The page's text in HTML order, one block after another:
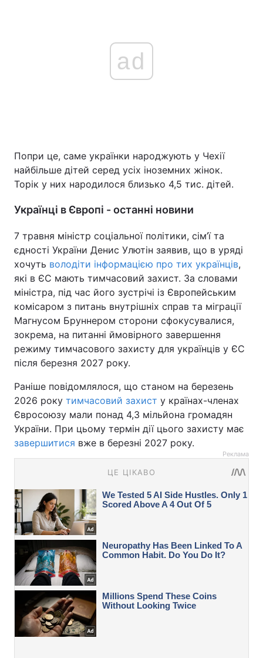
ad
Попри це, саме українки народжують у Чехії
найбільше дітей серед усіх іноземних жінок.
Торік у них народилося близько 4,5 тис. дітей.
Українці в Європі - останні новини
7 травня міністр соціальної політики, сім’ї та
єдності України Денис Улютін заявив, що в уряді
хочуть володіти інформацією про тих українців,
які в ЄС мають тимчасовий захист. За словами
міністра, під час його зустрічі із Європейським
комісаром з питань внутрішніх справ та міграції
Магнусом Бруннером сторони сфокусувалися,
зокрема, на питанні ймовірного завершення
режиму тимчасового захисту для українців у ЄС
після березня 2027 року.
Раніше повідомлялося, що станом на березень
2026 року тимчасовий захист у країнах-членах
Євросоюзу мали понад 4,3 мільйона громадян
України. При цьому термін дії цього захисту має
завершитися вже в березні 2027 року.
Реклама